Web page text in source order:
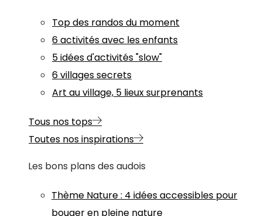
Top des randos du moment
6 activités avec les enfants
5 idées d'activités "slow"
6 villages secrets
Art au village, 5 lieux surprenants
Tous nos tops
Toutes nos inspirations
Les bons plans des audois
Thème Nature: 4 idées accessibles pour
bouger en pleine nature